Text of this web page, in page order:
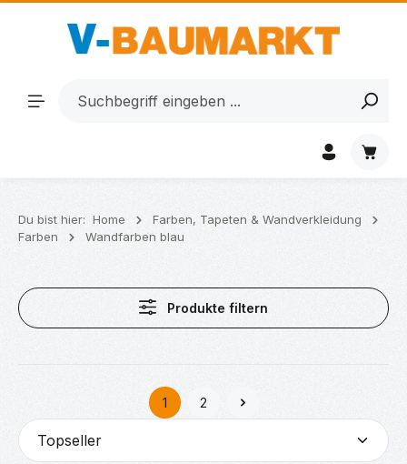
Zum Hauptinhalt springen
Du bist hier: Home
Farben, Tapeten & Wandverkleidung
Farben
Wandfarben blau
Produkte filtern
Seite
1
Seite
2